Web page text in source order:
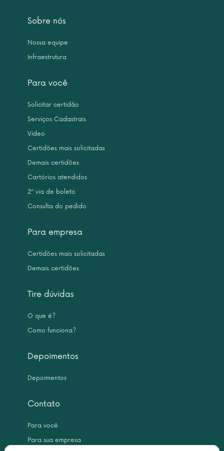
Sobre nós
Nossa equipe
Infraestrutura
Para você
Solicitar certidão
Serviços Cadastrais
Vídeo
Certidões mais solicitadas
Demais certidões
Cartórios atendidos
2ª via de boleto
Consulta do pedido
Para empresa
Certidões mais solicitadas
Demais certidões
Tire dúvidas
O que é?
Como funciona?
Depoimentos
Depoimentos
Contato
Para você
Para sua empresa